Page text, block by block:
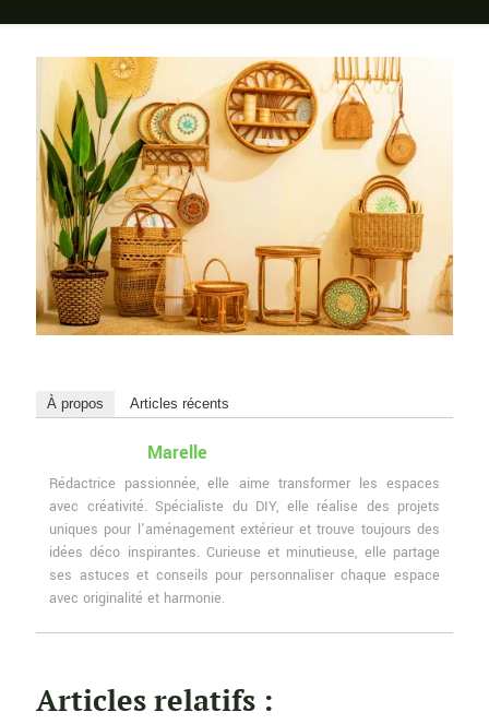
À propos Articles récents
Marelle
Rédactrice passionnée, elle aime transformer les espaces
avec créativité. Spécialiste du DIY, elle réalise des projets
uniques pour l'aménagement extérieur et trouve toujours des
idées déco inspirantes. Curieuse et minutieuse, elle partage
ses astuces et conseils pour personnaliser chaque espace
avec originalité et harmonie.
Articles relatifs :